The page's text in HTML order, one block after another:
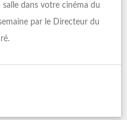
dans votre cinéma du
par le Directeur du